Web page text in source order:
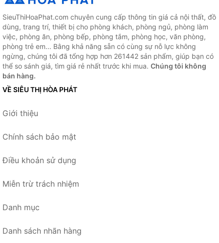
SieuThiHoaPhat.com chuyên cung cấp thông tin giá cả nội thất, đồ
dùng, trang trí, thiết bị cho phòng khách, phòng ngủ, phòng làm
việc, phòng ăn, phòng bếp, phòng tắm, phòng học, văn phòng,
phòng trẻ em... Bằng khả năng sẵn có cùng sự nỗ lực không
ngừng, chúng tôi đã tổng hợp hơn 261442 sản phẩm, giúp bạn có
thể so sánh giá, tìm giá rẻ nhất trước khi mua. Chúng tôi không
bán hàng.
VỀ SIÊU THỊ HÒA PHÁT
Giới thiệu
Chính sách bảo mật
Điều khoản sử dụng
Miễn trừ trách nhiệm
Danh mục
Danh sách nhãn hàng